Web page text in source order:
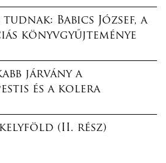
Babics József, a
könyvgyűjteménye
járvány a
és a kolera
(II. rész)